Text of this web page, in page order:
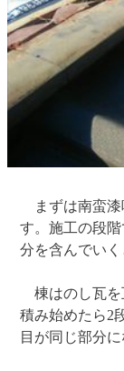
まずは南蛮
す。施工の段
分を含んでいく
棟はのし瓦
積み始めたら2
目が同じ部分